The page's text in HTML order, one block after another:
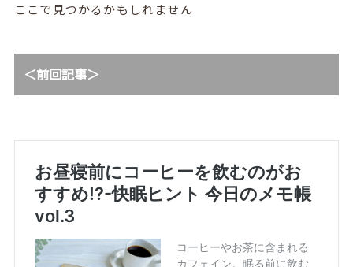
ここで見つかるかもしれません
＜前回記事＞